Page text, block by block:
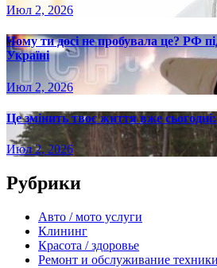
Июл 2, 2026
Чому ти досі не пробувала це? РФ
Україні
Июл 2, 2026
Це змінить твоє життя вже
Июл 2, 2026
Рубрики
Авто / мото услуги
Клининг
Красота / здоровье
Ремонт и обслуживание техники